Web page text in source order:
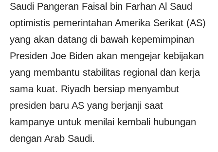
Saudi Pangeran Faisal bin Farhan Al Saud
optimistis pemerintahan Amerika Serikat (AS)
yang akan datang di bawah kepemimpinan
Presiden Joe Biden akan mengejar kebijakan
yang membantu stabilitas regional dan kerja
sama kuat. Riyadh bersiap menyambut
presiden baru AS yang berjanji saat
kampanye untuk menilai kembali hubungan
dengan Arab Saudi.